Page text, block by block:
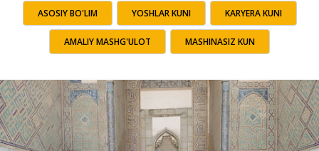
ASOSIY BO'LIM YOSHLAR KUNI KARYERA KUNI
AMALIY MASHG'ULOT MASHINASIZ KUN